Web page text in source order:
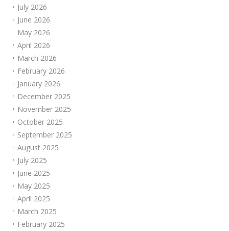
July 2026
June 2026
May 2026
April 2026
March 2026
February 2026
January 2026
December 2025
November 2025
October 2025
September 2025
August 2025
July 2025
June 2025
May 2025
April 2025
March 2025
February 2025